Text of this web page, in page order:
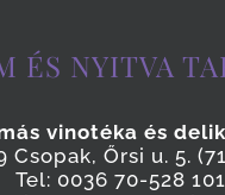
ÉS NYITVA
vinotéka és
Csopak, Őrsi u. 5.
Tel: 0036 70-528